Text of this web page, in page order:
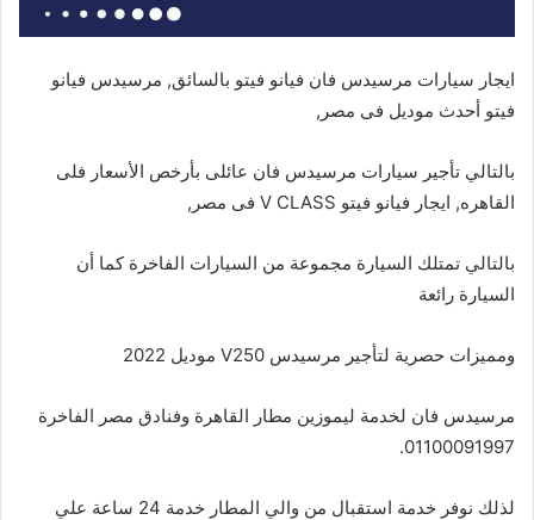
ايجار سيارات مرسيدس فان فيانو فيتو بالسائق, مرسيدس فيانو
فيتو أحدث موديل فى مصر,
بالتالي تأجير سيارات مرسيدس فان عائلى بأرخص الأسعار فلى
القاهره, ايجار فيانو فيتو V CLASS فى مصر,
بالتالي تمتلك السيارة مجموعة من السيارات الفاخرة كما أن
السيارة رائعة
ومميزات حصرية لتأجير مرسيدس V250 موديل 2022
مرسيدس فان لخدمة ليموزين مطار القاهرة وفنادق مصر الفاخرة
01100091997.
لذلك نوفر خدمة استقبال من والي المطار خدمة 24 ساعة علي